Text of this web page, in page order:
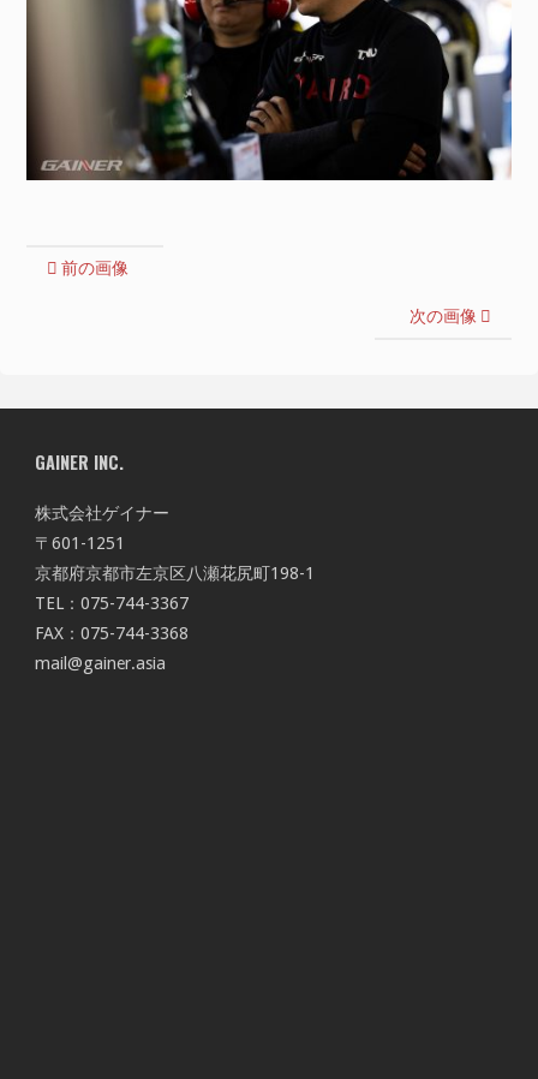
前の画像
次の画像
GAINER INC.
株式会社ゲイナー
〒601-1251
京都府京都市左京区八瀬花尻町198-1
TEL：075-744-3367
FAX：075-744-3368
mail@gainer.asia